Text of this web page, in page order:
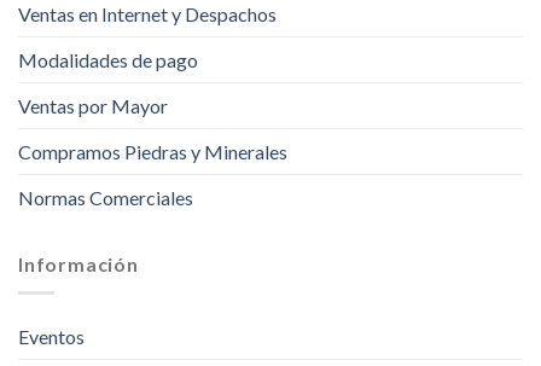
Ventas en Internet y Despachos
Modalidades de pago
Ventas por Mayor
Compramos Piedras y Minerales
Normas Comerciales
Información
Eventos